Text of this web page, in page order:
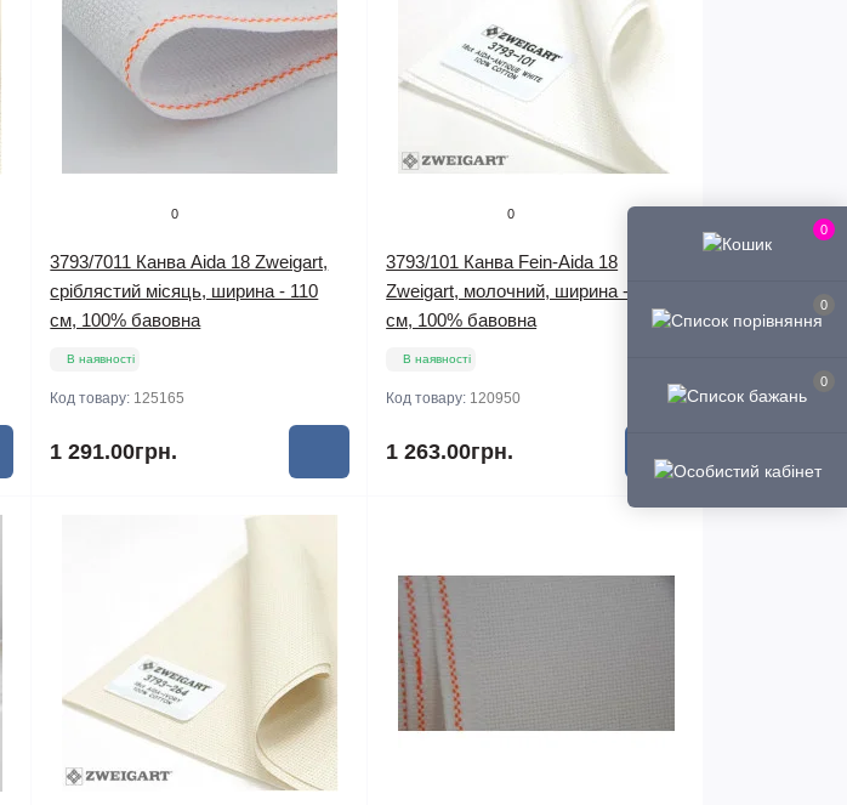
0
0
0
0
3793/7011 Канва Aida 18 Zweigart,
сріблястий місяць, ширина - 110
см, 100% бавовна
В наявності
Код товару: 125165
1 291.00грн.
0
3793/101 Канва Fein-Aida 18
Zweigart, молочний, ширина - 110
см, 100% бавовна
В наявності
Код товару: 120950
1 263.00грн.